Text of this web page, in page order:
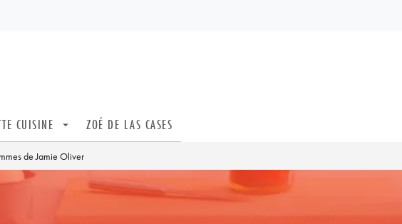
CUISINE arrow_drop_down ZOÉ DE LAS CASES
de Jamie Oliver